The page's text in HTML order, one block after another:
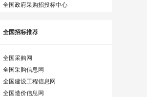
全国政府采购招投标中心
全国招标推荐
全国采购网
全国采购信息网
全国建设工程信息网
全国造价信息网